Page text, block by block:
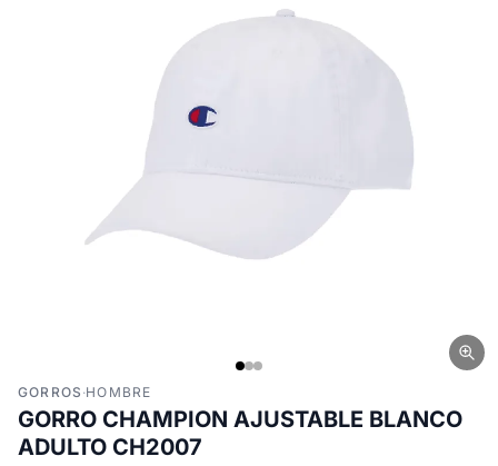
GORROS ·HOMBRE
GORRO CHAMPION AJUSTABLE BLANCO
ADULTO CH2007